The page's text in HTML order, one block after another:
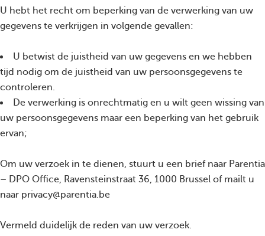
U hebt het recht om beperking van de verwerking van uw
gegevens te verkrijgen in volgende gevallen:
U betwist de juistheid van uw gegevens en we hebben
tijd nodig om de juistheid van uw persoonsgegevens te
controleren.
De verwerking is onrechtmatig en u wilt geen wissing van
uw persoonsgegevens maar een beperking van het gebruik
ervan;
Om uw verzoek in te dienen, stuurt u een brief naar Parentia
– DPO Office, Ravensteinstraat 36, 1000 Brussel of mailt u
naar privacy@parentia.be
Vermeld duidelijk de reden van uw verzoek.